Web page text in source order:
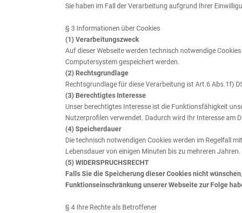
Sie haben im Fall der Verarbeitung aufgrund Ihrer
§ 3 Informationen über Cookies
(1) Verarbeitungszweck
Auf dieser Webseite werden technisch notwendige
Computersystem gespeichert werden.
(2) Rechtsgrundlage
Rechtsgrundlage für diese Verarbeitung ist Art.6 Abs.1f)
(3) Berechtigtes Interesse
Unser berechtigtes Interesse ist die Funktionsfähigkeit
Nutzerprofilen verwendet. Dadurch wird Ihr Interesse am
(4) Speicherdauer
Die technisch notwendigen Cookies werden im Regelfall
Lebensdauer von einigen Minuten bis zu mehreren Jahren.
(5) WIDERSPRUCHSRECHT
Falls Sie die Speicherung dieser Cookies nicht
Funktionseinschränkung unserer Webseite zur Folge
§ 4 Ihre Rechte als Betroffener